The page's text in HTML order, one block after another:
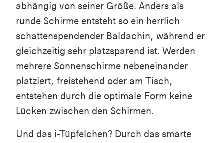
abhängig von seiner Größe. Anders als
runde Schirme entsteht so ein herrlich
schattenspendender Baldachin, während er
gleichzeitig sehr platzsparend ist. Werden
mehrere Sonnenschirme nebeneinander
platziert, freistehend oder am Tisch,
entstehen durch die optimale Form keine
Lücken zwischen den Schirmen.
Und das i-Tüpfelchen? Durch das smarte